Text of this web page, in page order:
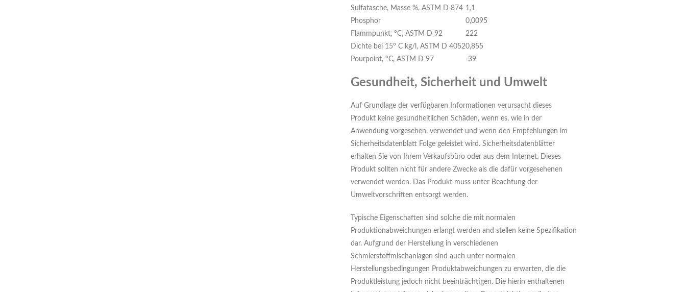
Sulfatasche, Masse %, ASTM D 874 1,1
Phosphor
0,0095
Flammpunkt, ºC, ASTM D 92
222
Dichte bei 15° C kg/l, ASTM D 40520,855
Pourpoint, ºC, ASTM D 97
-39
Gesundheit, Sicherheit und Umwelt
Auf Grundlage der verfügbaren Informationen verursacht dieses
Produkt keine gesundheitlichen Schäden, wenn es, wie in der
Anwendung vorgesehen, verwendet und wenn den Empfehlungen im
Sicherheitsdatenblatt Folge geleistet wird. Sicherheitsdatenblätter
erhalten Sie von Ihrem Verkaufsbüro oder aus dem Internet. Dieses
Produkt sollten nicht für andere Zwecke als die dafür vorgesehenen
verwendet werden. Das Produkt muss unter Beachtung der
Umweltvorschriften entsorgt werden.
Typische Eigenschaften sind solche die mit normalen
Produktionabweichungen erlangt werden and stellen keine Spezifikation
dar. Aufgrund der Herstellung in verschiedenen
Schmierstoffmischanlagen sind auch unter normalen
Herstellungsbedingungen Produktabweichungen zu erwarten, die die
Produktleistung jedoch nicht beeinträchtigen. Die hierin enthaltenen